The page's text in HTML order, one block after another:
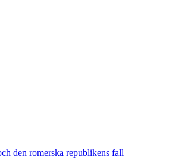
den romerska republikens fall